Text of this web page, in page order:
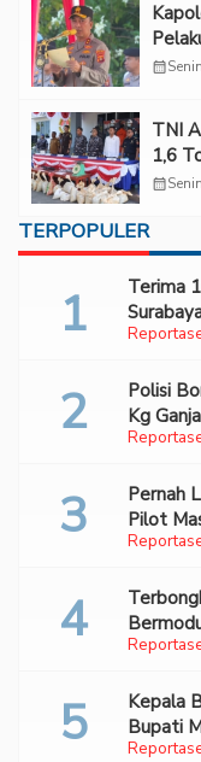
calendar_month
TNI
1,6
calendar_month
TERPOPULER
Terima
Polisi
Kg
Pernah
Pilot
70 Ribu
Kepala
Bupati